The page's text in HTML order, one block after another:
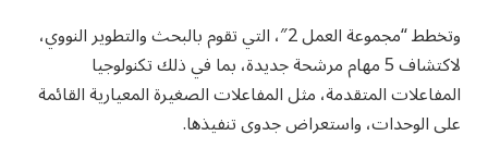
وتخطط “مجموعة العمل 2″، التي تقوم بالبحث والتطوير النووي،
لاكتشاف 5 مهام مرشحة جديدة، بما في ذلك تكنولوجيا
المفاعلات المتقدمة، مثل المفاعلات الصغيرة المعيارية القائمة
على الوحدات، واستعراض جدوى تنفيذها.